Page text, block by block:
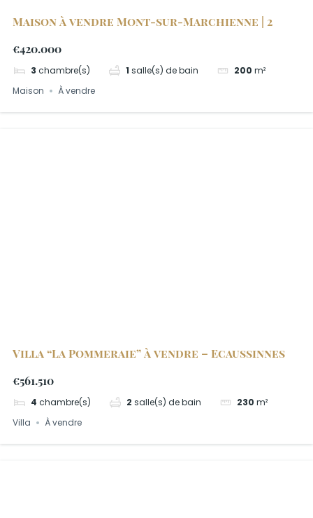
Maison à vendre Mont-sur-Marchienne | 2
€420.000
3 chambre(s) 1 salle(s) de bain 200 m²
Maison
À vendre
Villa “La Pommeraie” à vendre – Ecaussinnes
€561.510
4 chambre(s) 2 salle(s) de bain 230 m²
Villa
À vendre